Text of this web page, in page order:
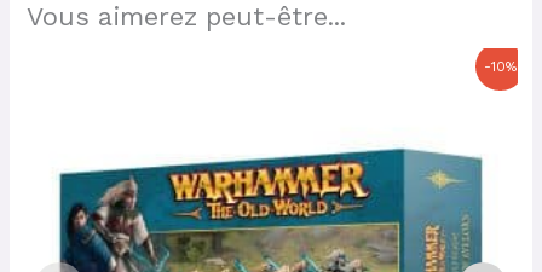
Vous aimerez peut-être...
-10%